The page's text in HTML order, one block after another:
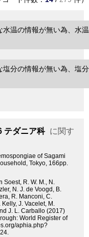
水温の情報が無い為、水
塩分の情報が無い為、塩
テダニア科 に関す
of Sagami
Tokyo, 166pp.
Soest, R. W. M., N.
N. J. de Voogd, B.
R. Manconi, C.
J. Vacelet, M.
J. L. Carballo (2017)
World Register of
aphia.php?